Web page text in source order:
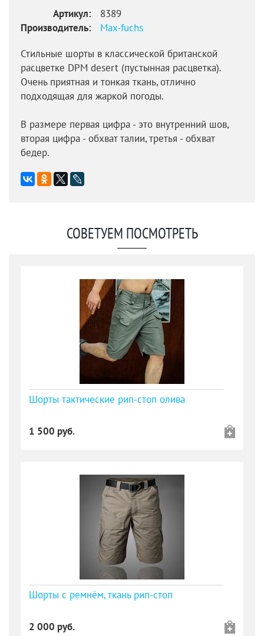
Артикул:
8389
Производитель:
Max-fuchs
Стильные шорты в классической британской
расцветке DPM desert (пустынная расцветка).
Очень приятная и тонкая ткань, отлично
подходящая для жаркой погоды.
В размере первая цифра - это внутренний шов,
вторая цифра - обхват талии, третья - обхват
бедер.
СОВЕТУЕМ ПОСМОТРЕТЬ
Шорты тактические рип-стоп олива
1 500 руб.
Шорты с ремнём, ткань рип-стоп
2 000 руб.